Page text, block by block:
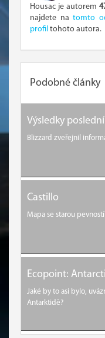
Housac je autorem
najdete natomto
profil tohoto autora.
Podobné články
Výsledky
Blizzard zveřejnil
Castillo
Mapa se starou
Ecopoint:
Jaké by to asi bylo,
Antarktidě?